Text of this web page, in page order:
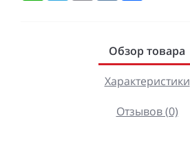
Обзор товара
Характеристики
Отзывов (0)